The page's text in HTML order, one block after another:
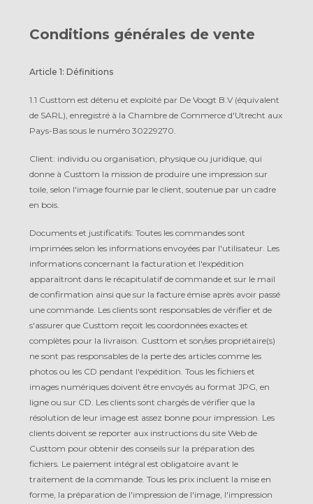
Conditions générales de vente
Article 1: Définitions
1.1 Custtom est détenu et exploité par De Voogt B.V (équivalent
de SARL), enregistré à la Chambre de Commerce d'Utrecht aux
Pays-Bas sous le numéro 30229270.
Client: individu ou organisation, physique ou juridique, qui
donne à Custtom la mission de produire une impression sur
toile, selon l'image fournie par le client, soutenue par un cadre
en bois.
Documents et justificatifs: Toutes les commandes sont
imprimées selon les informations envoyées par l'utilisateur. Les
informations concernant la facturation et l'expédition
apparaîtront dans le récapitulatif de commande et sur le mail
de confirmation ainsi que sur la facture émise après avoir passé
une commande. Les clients sont responsables de vérifier et de
s'assurer que Custtom reçoit les coordonnées exactes et
complètes pour la livraison. Custtom et son/ses propriétaire(s)
ne sont pas responsables de la perte des articles comme les
photos ou les CD pendant l'expédition. Tous les fichiers et
images numériques doivent être envoyés au format JPG, en
ligne ou sur CD. Les clients sont chargés de vérifier que la
résolution de leur image est assez bonne pour impression. Les
clients doivent se reporter aux instructions du site Web de
Custtom pour obtenir des conseils sur la préparation des
fichiers. Le paiement intégral est obligatoire avant le
traitement de la commande. Tous les prix incluent la mise en
forme, la préparation de l'impression de l'image, l'impression